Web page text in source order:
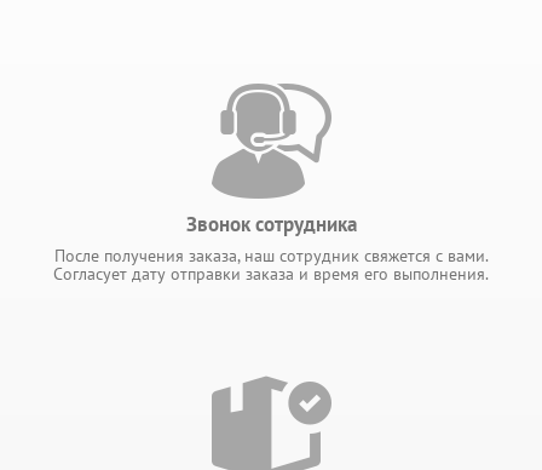
Звонок сотрудника
После получения заказа, наш сотрудник свяжется с вами.
Согласует дату отправки заказа и время его выполнения.